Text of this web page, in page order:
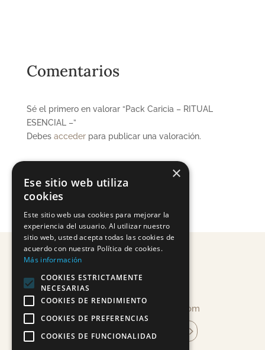
Comentarios
Sé el primero en valorar “Pack Caricia – RITUAL
ESENCIAL –”
Debes accederpara publicar una valoración.
info@mandragoracosmetica.com
suscríbete a la newsletter
×
Ese sitio web utiliza
cookies
Este sitio web usa cookies para mejorar la
experiencia del usuario. Al utilizar nuestro
sitio web, usted acepta todas las cookies de
acuerdo con nuestra Política de cookies.
Más información
COOKIES ESTRICTAMENTE
NECESARIAS
COOKIES DE RENDIMIENTO
COOKIES DE PREFERENCIAS
COOKIES DE FUNCIONALIDAD